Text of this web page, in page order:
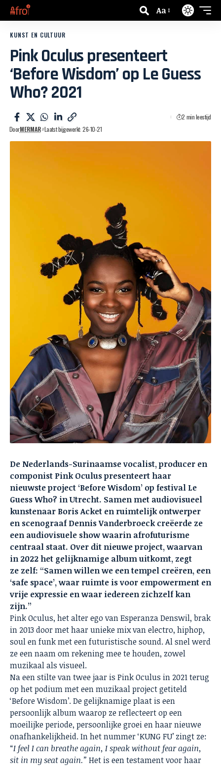
Aa
KUNST EN CULTUUR
Pink Oculus presenteert
‘Before Wisdom’ op Le Guess
Who? 2021
DoorMERMAR Laatst bijgewerkt: 26-10-21
2 min leestijd
De Nederlands-Surinaamse vocalist, producer en
componist Pink Oculus presenteert haar
nieuwste project ‘Before Wisdom’ op festival Le
Guess Who? in Utrecht. Samen met audiovisueel
kunstenaar Boris Acket en ruimtelijk ontwerper
en scenograaf Dennis Vanderbroeck creëerde ze
een audiovisuele show waarin afrofuturisme
centraal staat. Over dit nieuwe project, waarvan
in 2022 het gelijknamige album uitkomt, zegt
ze zelf: “Samen willen we een tempel creëren, een
‘safe space’, waar ruimte is voor empowerment en
vrije expressie en waar iedereen zichzelf kan
zijn.”
Pink Oculus, het alter ego van Esperanza Denswil, brak
in 2013 door met haar unieke mix van electro, hiphop,
soul en funk met een futuristische sound. Al snel werd
ze een naam om rekening mee te houden, zowel
muzikaal als visueel.
Na een stilte van twee jaar is Pink Oculus in 2021 terug
op het podium met een muzikaal project getiteld
‘Before Wisdom’. De gelijknamige plaat is een
persoonlijk album waarop ze reflecteert op een
moeilijke periode, persoonlijke groei en haar nieuwe
onafhankelijkheid. In het nummer ‘KUNG FU’ zingt ze:
“I feel I can breathe again, I speak without fear again,
sit in my seat again.” Het is een testament voor haar